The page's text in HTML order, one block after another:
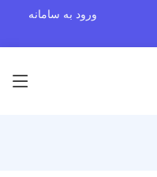
ورود به سامانه